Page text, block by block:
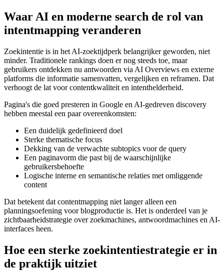
Waar AI en moderne search de rol van
intentmapping veranderen
Zoekintentie is in het AI-zoektijdperk belangrijker geworden, niet
minder. Traditionele rankings doen er nog steeds toe, maar
gebruikers ontdekken nu antwoorden via AI Overviews en externe
platforms die informatie samenvatten, vergelijken en reframen. Dat
verhoogt de lat voor contentkwaliteit en intenthelderheid.
Pagina's die goed presteren in Google en AI-gedreven discovery
hebben meestal een paar overeenkomsten:
Een duidelijk gedefinieerd doel
Sterke thematische focus
Dekking van de verwachte subtopics voor de query
Een paginavorm die past bij de waarschijnlijke
gebruikersbehoefte
Logische interne en semantische relaties met omliggende
content
Dat betekent dat contentmapping niet langer alleen een
planningsoefening voor blogproductie is. Het is onderdeel van je
zichtbaarheidstrategie over zoekmachines, antwoordmachines en AI-
interfaces heen.
Hoe een sterke zoekintentiestrategie er in
de praktijk uitziet